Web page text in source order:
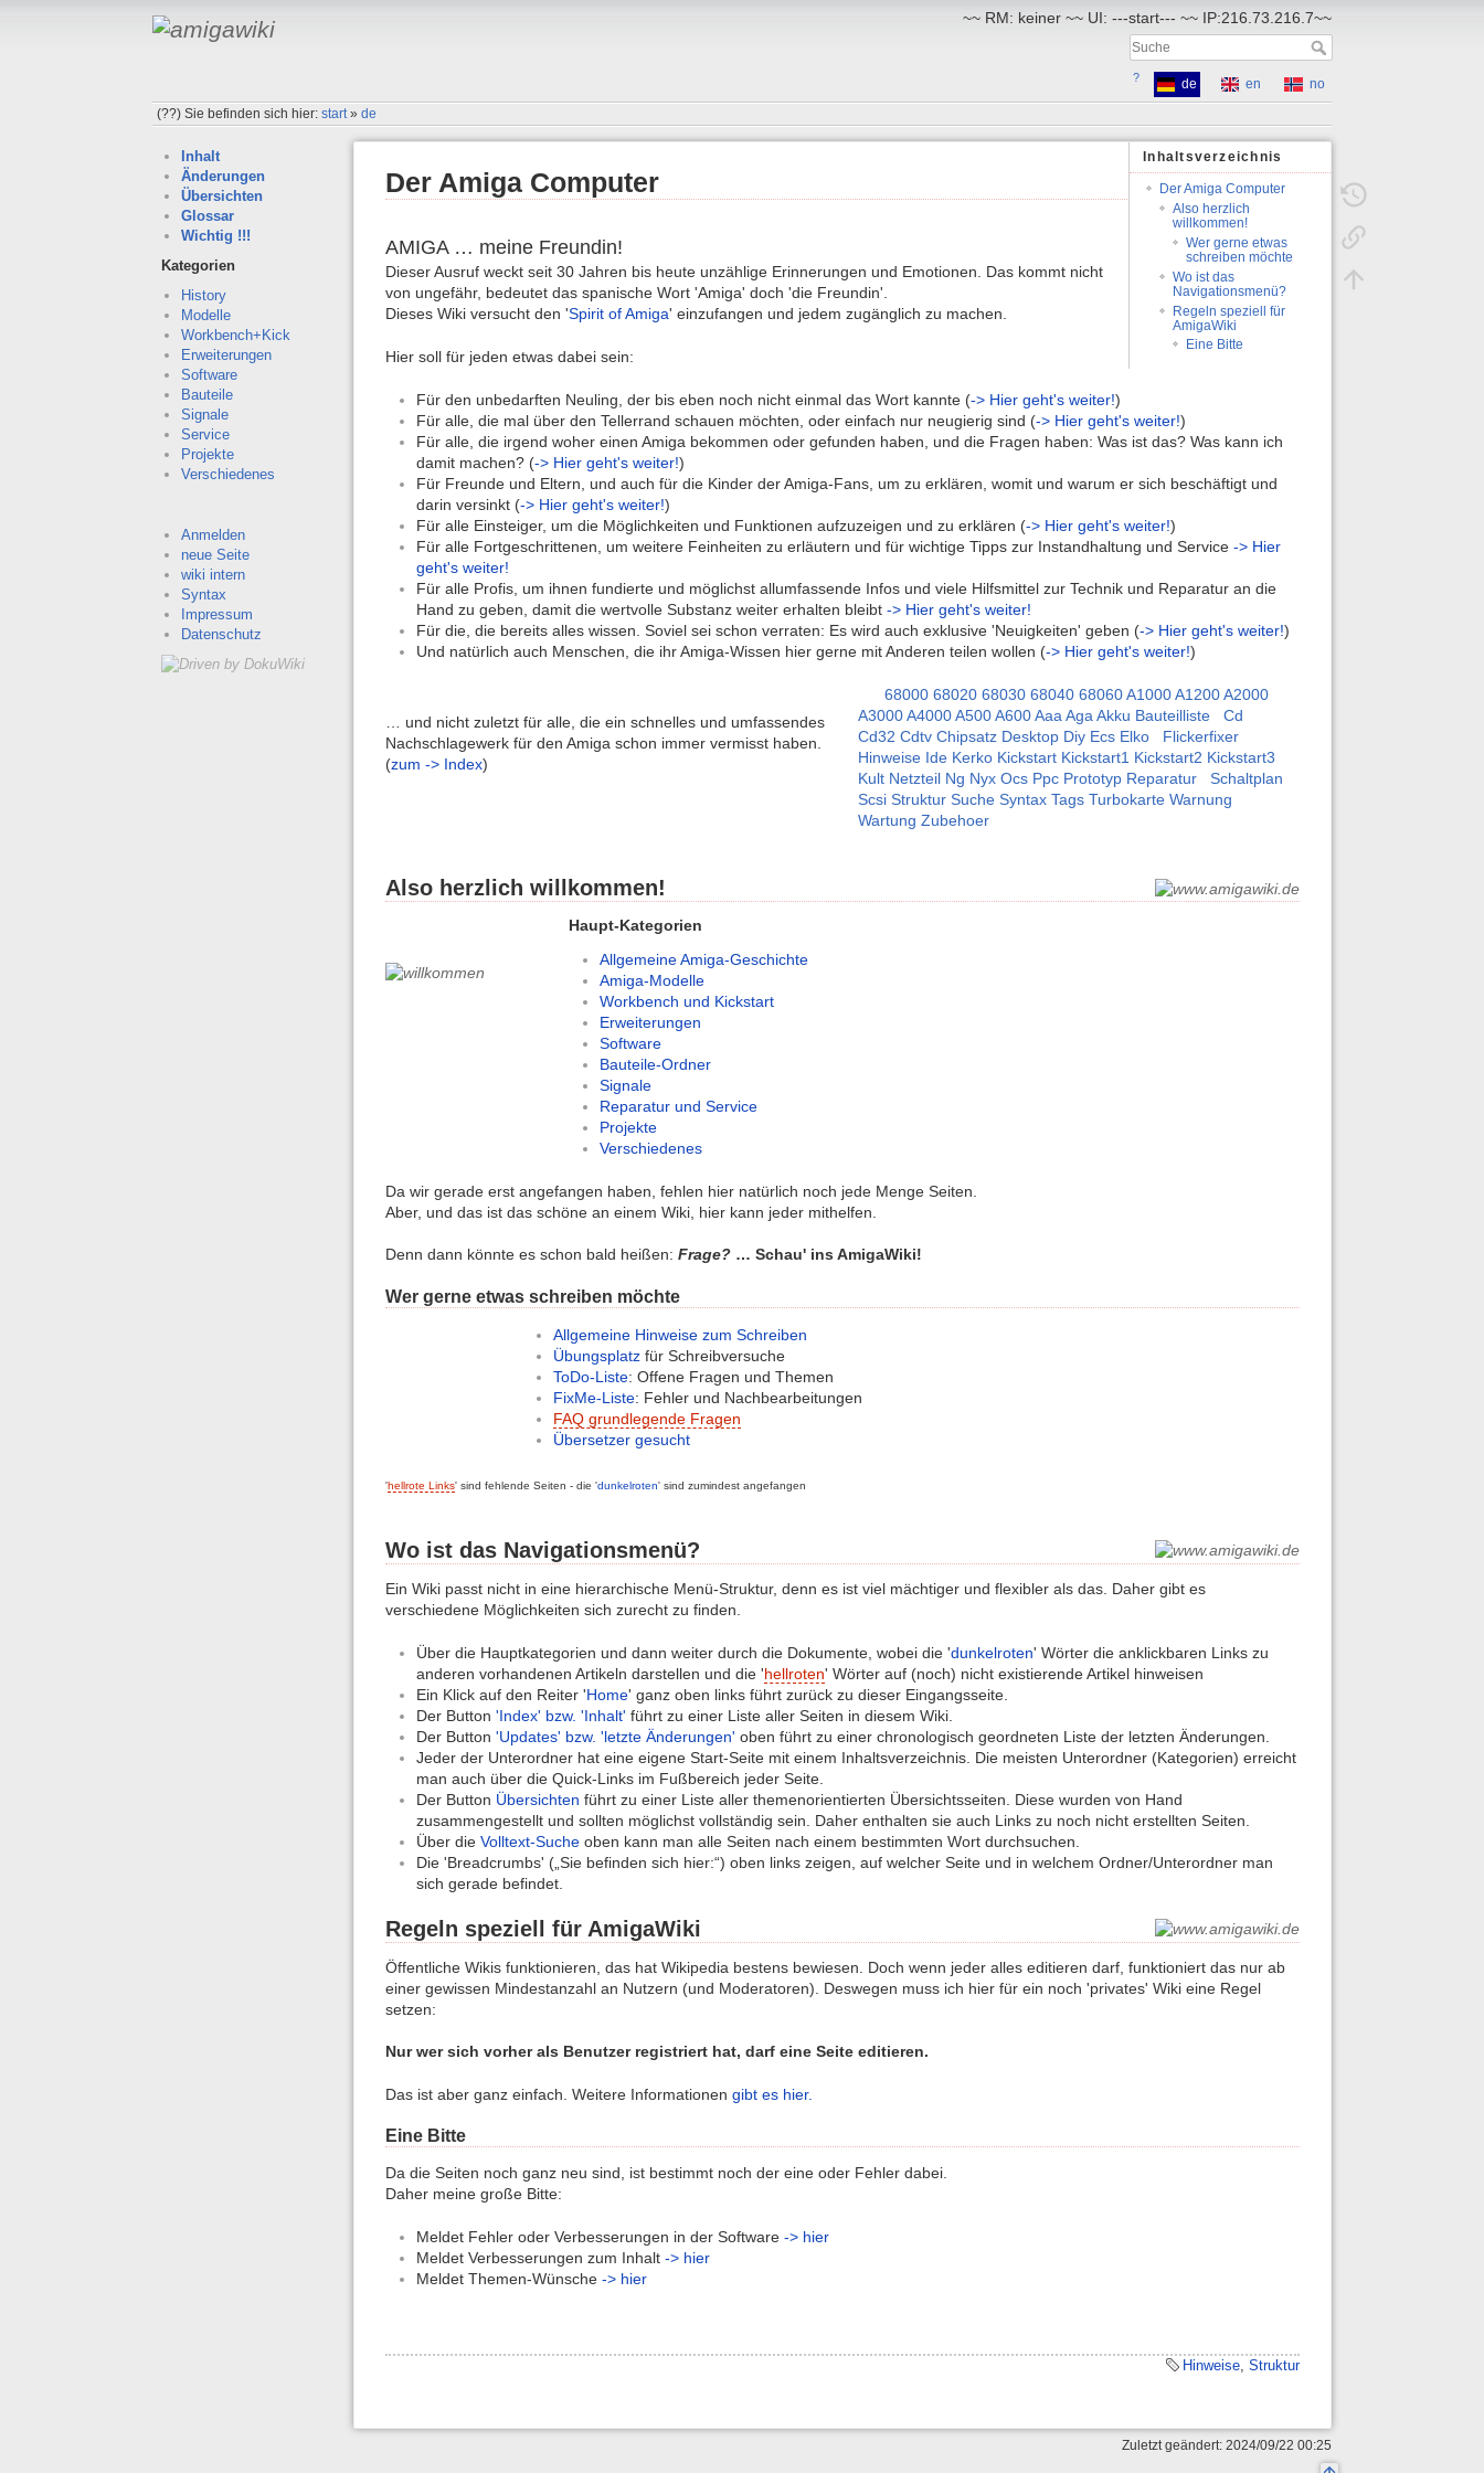
~~ RM: keiner ~~ UI: ---start--- ~~ IP:216.73.216.7~~
? de en
no
(??)Sie befinden sich hier:start»de
Inhalt
Änderungen
Übersichten
Glossar
Wichtig !!!
Kategorien
History
Modelle
Workbench+Kick
Erweiterungen
Software
Bauteile
Signale
Service
Projekte
Verschiedenes
Anmelden
neue Seite
wiki intern
Syntax
Impressum
Datenschutz
Inhaltsverzeichnis
Der Amiga Computer
Also herzlich
willkommen!
Wer gerne etwas
schreiben möchte
Wo ist das
Navigationsmenü?
Regeln speziell für
AmigaWiki
Eine Bitte
Der Amiga Computer
AMIGA … meine Freundin!
Dieser Ausruf weckt seit 30 Jahren bis heute unzählige Erinnerungen und Emotionen. Das kommt nicht
von ungefähr, bedeutet das spanische Wort 'Amiga' doch 'die Freundin'.
Dieses Wiki versucht den 'Spirit of Amiga' einzufangen und jedem zugänglich zu machen.
Hier soll für jeden etwas dabei sein:
Für den unbedarften Neuling, der bis eben noch nicht einmal das Wort kannte (-> Hier geht's weiter!)
Für alle, die mal über den Tellerrand schauen möchten, oder einfach nur neugierig sind (-> Hier geht's weiter!)
Für alle, die irgend woher einen Amiga bekommen oder gefunden haben, und die Fragen haben: Was ist das? Was kann ich
damit machen? (-> Hier geht's weiter!)
Für Freunde und Eltern, und auch für die Kinder der Amiga-Fans, um zu erklären, womit und warum er sich beschäftigt und
darin versinkt (-> Hier geht's weiter!)
Für alle Einsteiger, um die Möglichkeiten und Funktionen aufzuzeigen und zu erklären (-> Hier geht's weiter!)
Für alle Fortgeschrittenen, um weitere Feinheiten zu erläutern und für wichtige Tipps zur Instandhaltung und Service -> Hier
geht's weiter!
Für alle Profis, um ihnen fundierte und möglichst allumfassende Infos und viele Hilfsmittel zur Technik und Reparatur an die
Hand zu geben, damit die wertvolle Substanz weiter erhalten bleibt -> Hier geht's weiter!
Für die, die bereits alles wissen. Soviel sei schon verraten: Es wird auch exklusive 'Neuigkeiten' geben (-> Hier geht's weiter!)
Und natürlich auch Menschen, die ihr Amiga-Wissen hier gerne mit Anderen teilen wollen (-> Hier geht's weiter!)
… und nicht zuletzt für alle, die ein schnelles und umfassendes
Nachschlagewerk für den Amiga schon immer vermisst haben.
(zum -> Index)
68000 68020 68030 68040 68060A1000A1200A2000
A3000A4000A500A600Aaa Aga Akku Bauteilliste
Cd
Cd32 Cdtv Chipsatz Desktop Diy Ecs Elko
Flickerfixer
Hinweise Ide Kerko Kickstart Kickstart1 Kickstart2 Kickstart3
Kult Netzteil Ng Nyx Ocs Ppc Prototyp Reparatur
Schaltplan
Scsi Struktur Suche Syntax Tags Turbokarte Warnung
Wartung Zubehoer
Also herzlich willkommen!
Haupt-Kategorien
Allgemeine Amiga-Geschichte
Amiga-Modelle
Workbench und Kickstart
Erweiterungen
Software
Bauteile-Ordner
Signale
Reparatur und Service
Projekte
Verschiedenes
Da wir gerade erst angefangen haben, fehlen hier natürlich noch jede Menge Seiten.
Aber, und das ist das schöne an einem Wiki, hier kann jeder mithelfen.
Denn dann könnte es schon bald heißen: Frage? … Schau' ins AmigaWiki!
Wer gerne etwas schreiben möchte
Allgemeine Hinweise zum Schreiben
Übungsplatz für Schreibversuche
ToDo-Liste: Offene Fragen und Themen
FixMe-Liste: Fehler und Nachbearbeitungen
FAQ grundlegende Fragen
Übersetzer gesucht
'hellrote Links' sind fehlende Seiten - die 'dunkelroten' sind zumindest angefangen
Wo ist das Navigationsmenü?
Ein Wiki passt nicht in eine hierarchische Menü-Struktur, denn es ist viel mächtiger und flexibler als das. Daher gibt es
verschiedene Möglichkeiten sich zurecht zu finden.
Über die Hauptkategorien und dann weiter durch die Dokumente, wobei die 'dunkelroten' Wörter die anklickbaren Links zu
anderen vorhandenen Artikeln darstellen und die 'hellroten' Wörter auf (noch) nicht existierende Artikel hinweisen
Ein Klick auf den Reiter 'Home' ganz oben links führt zurück zu dieser Eingangsseite.
Der Button 'Index' bzw. 'Inhalt' führt zu einer Liste aller Seiten in diesem Wiki.
Der Button 'Updates' bzw. 'letzte Änderungen' oben führt zu einer chronologisch geordneten Liste der letzten Änderungen.
Jeder der Unterordner hat eine eigene Start-Seite mit einem Inhaltsverzeichnis. Die meisten Unterordner (Kategorien) erreicht
man auch über die Quick-Links im Fußbereich jeder Seite.
Der Button Übersichten führt zu einer Liste aller themenorientierten Übersichtsseiten. Diese wurden von Hand
zusammengestellt und sollten möglichst vollständig sein. Daher enthalten sie auch Links zu noch nicht erstellten Seiten.
Über die Volltext-Suche oben kann man alle Seiten nach einem bestimmten Wort durchsuchen.
Die 'Breadcrumbs' („Sie befinden sich hier:“) oben links zeigen, auf welcher Seite und in welchem Ordner/Unterordner man
sich gerade befindet.
Regeln speziell für AmigaWiki
Öffentliche Wikis funktionieren, das hat Wikipedia bestens bewiesen. Doch wenn jeder alles editieren darf, funktioniert das nur ab
einer gewissen Mindestanzahl an Nutzern (und Moderatoren). Deswegen muss ich hier für ein noch 'privates' Wiki eine Regel
setzen:
Nur wer sich vorher als Benutzer registriert hat, darf eine Seite editieren.
Das ist aber ganz einfach. Weitere Informationen gibt es hier.
Eine Bitte
Da die Seiten noch ganz neu sind, ist bestimmt noch der eine oder Fehler dabei.
Daher meine große Bitte:
Meldet Fehler oder Verbesserungen in der Software -> hier
Meldet Verbesserungen zum Inhalt -> hier
Meldet Themen-Wünsche -> hier
Hinweise, Struktur
Zuletzt geändert: 2024/09/22 00:25